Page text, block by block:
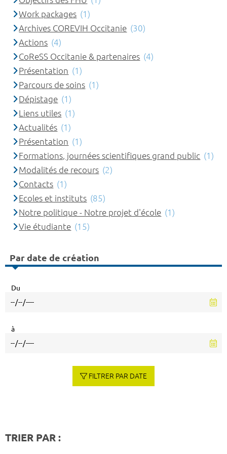
Work packages (1)
Archives COREVIH Occitanie (30)
Actions (4)
CoReSS Occitanie & partenaires (4)
Présentation (1)
Parcours de soins (1)
Dépistage (1)
Liens utiles (1)
Actualités (1)
Présentation (1)
Formations, journées scientifiques grand public (1)
Modalités de recours (2)
Contacts (1)
Ecoles et instituts (85)
Notre politique - Notre projet d'école (1)
Vie étudiante (15)
Par date de création
Du
à
FILTRER PAR DATE
TRIER PAR :